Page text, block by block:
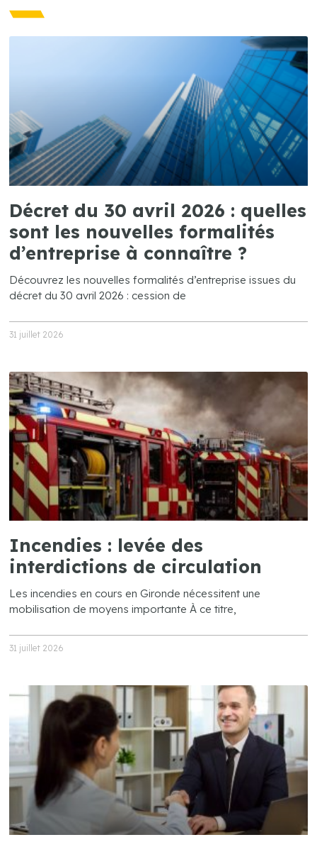
Décret du 30 avril 2026 : quelles
sont les nouvelles formalités
d’entreprise à connaître ?
Découvrez les nouvelles formalités d’entreprise issues du
décret du 30 avril 2026 : cession de
31 juillet 2026
Incendies : levée des
interdictions de circulation
Les incendies en cours en Gironde nécessitent une
mobilisation de moyens importante À ce titre,
31 juillet 2026